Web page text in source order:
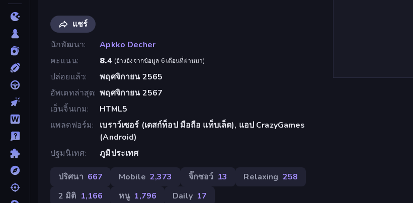
แชร์
นักพัฒนา
Apkko Decher
คะแนน
8.4 (อ้างอิงจากข้อมูล 6 เดือนที่ผ่านมา)
ปล่อยแล้ว
พฤศจิกายน 2565
อัพเดทล่าสุด พฤศจิกายน 2567
เอ็นจิ้นเกม
HTML5
แพลตฟอร์ม
เบราว์เซอร์ (เดสก์ท็อป มือถือ แท็บเล็ต), แอป CrazyGames
(Android)
ปฐมนิเทศ
ภูมิประเทศ
ปริศนา 667 Mobile 2,373 จิ๊กซอว์ 13 Relaxing 258
2 มิติ 1,166 หนู 1,796 Daily 17